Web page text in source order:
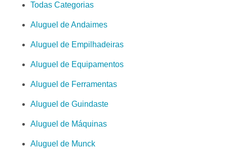
Todas Categorias
Aluguel de Andaimes
Aluguel de Empilhadeiras
Aluguel de Equipamentos
Aluguel de Ferramentas
Aluguel de Guindaste
Aluguel de Máquinas
Aluguel de Munck